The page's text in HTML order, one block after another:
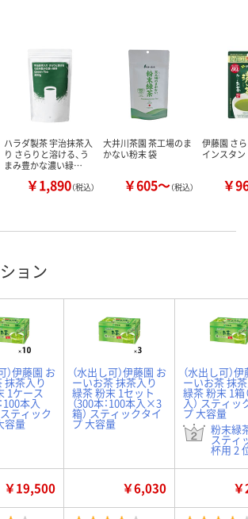
ハラダ製茶 宇治抹茶入
り さらりと溶ける、う
まみ豊かな濃い緑…
￥1,890（税込）
大井川茶園 茶工場のま
かない粉末 袋
￥605～（税込）
伊藤園 さ
インスタ
￥
ョン
）伊藤園 お
抹茶入り
1ケース
100本入
ティック
容量
（水出し可）伊藤園 お
ーいお茶 抹茶入り
緑茶 粉末 1セット
（300本：100本入×3
箱） スティックタイ
プ 大容量
（水出し可）
ーいお茶 抹
緑茶 粉末 1箱
入） スティッ
プ 大容量
粉末緑
スティ
杯用 2
￥19,500 ￥6,030